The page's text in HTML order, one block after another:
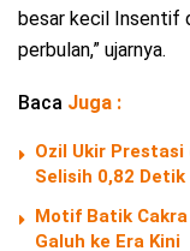
besar kecil Insentif
perbulan,” ujarnya.
Baca Juga :
Ozil Ukir Prestasi
Selisih 0,82
Motif Batik
Galuh ke Era Kini